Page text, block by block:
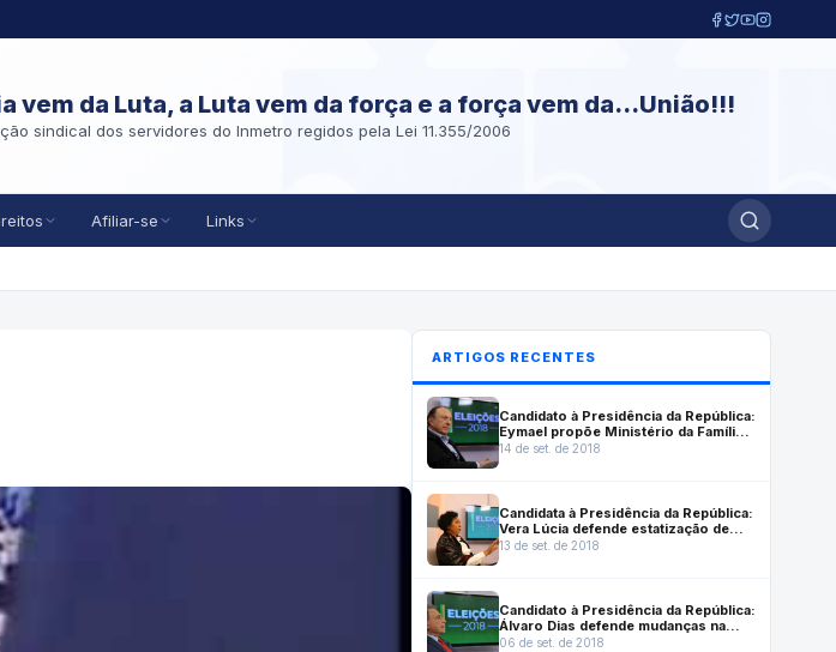
vem da Luta, a Luta vem da força e a força vem da...União!!!
sindical dos servidores do Inmetro regidos pela Lei 11.355/2006
Afiliar-se Links
ARTIGOS RECENTES
Candidato à Presidência da República:
Eymael propõe Ministério da Família e
financiamento integral de imóvel
14 de set. de 2018
Candidata à Presidência da República:
Vera Lúcia defende estatização de
universidades e hospitais privados
13 de set. de 2018
Candidato à Presidência da República:
Álvaro Dias defende mudanças na
política de reajuste do salário mínimo
06 de set. de 2018